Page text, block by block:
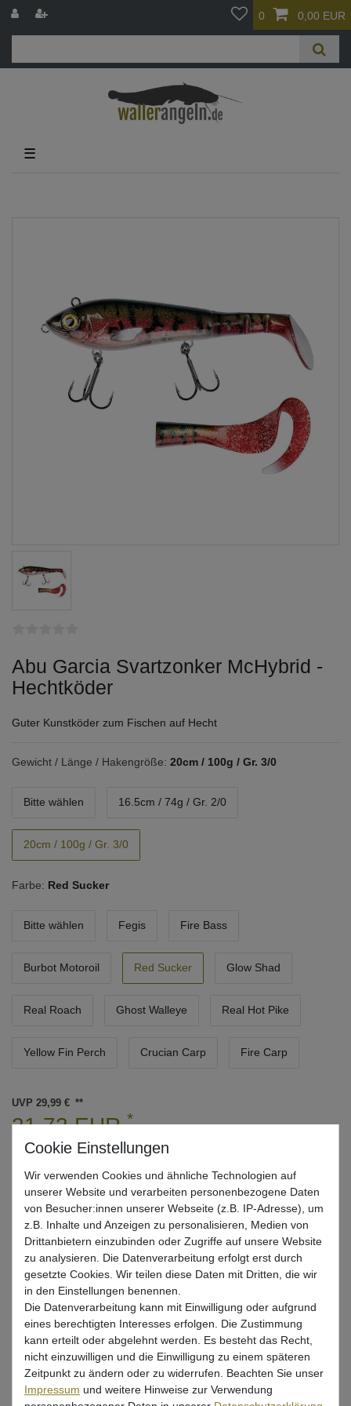
0 0,00 EUR
☰
Abu Garcia Svartzonker McHybrid -
Hechtköder
Guter Kunstköder zum Fischen auf Hecht
Gewicht / Länge / Hakengröße: 20cm / 100g / Gr. 3/0
Bitte wählen 16.5cm / 74g / Gr. 2/0
20cm / 100g / Gr. 3/0
Farbe: Red Sucker
Bitte wählen Fegis Fire Bass
Burbot Motoroil Red Sucker Glow Shad
Real Roach Ghost Walleye Real Hot Pike
Yellow Fin Perch Crucian Carp Fire Carp
UVP 29,99 €
21,72 EUR*
* inkl. ges. MwSt. zzgl.Versandkosten
Informationen zur Berechnung des Liefertermins hier
Nur noch 5 Stück verfügbar
In den Warenkorb
Wir verwenden Cookies und ähnliche Technologien auf
unserer Website und verarbeiten personenbezogene Daten
von Besucher:innen unserer Webseite (z.B. IP-Adresse), um
z.B. Inhalte und Anzeigen zu personalisieren, Medien von
Drittanbietern einzubinden oder Zugriffe auf unsere Website
zu analysieren. Die Datenverarbeitung erfolgt erst durch
gesetzte Cookies. Wir teilen diese Daten mit Dritten, die wir
in den Einstellungen benennen.
Die Datenverarbeitung kann mit Einwilligung oder aufgrund
eines berechtigten Interesses erfolgen. Die Zustimmung
kann erteilt oder abgelehnt werden. Es besteht das Recht,
nicht einzuwilligen und die Einwilligung zu einem späteren
Zeitpunkt zu ändern oder zu widerrufen. Beachten Sie unser
Impressum und weitere Hinweise zur Verwendung